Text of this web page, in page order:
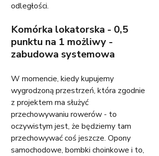
odległości.
Komórka lokatorska - 0,5
punktu na 1 możliwy -
zabudowa systemowa
W momencie, kiedy kupujemy
wygrodzoną przestrzeń, która zgodnie
z projektem ma służyć
przechowywaniu rowerów - to
oczywistym jest, że będziemy tam
przechowywać coś jeszcze. Opony
samochodowe, bombki choinkowe i to,